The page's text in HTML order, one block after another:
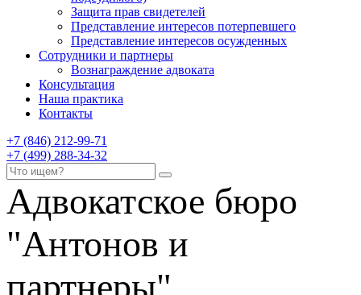
Защита прав свидетелей
Представление интересов потерпевшего
Представление интересов осужденных
Сотрудники и партнеры
Вознаграждение адвоката
Консультация
Наша практика
Контакты
+7 (846) 212-99-71
+7 (499) 288-34-32
Адвокатское бюро
"Антонов и
партнеры"